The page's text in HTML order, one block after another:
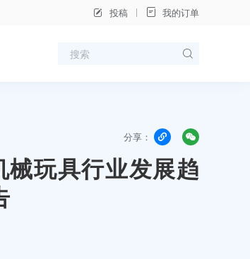
投稿 我的订单
分享：
玩具行业发展趋